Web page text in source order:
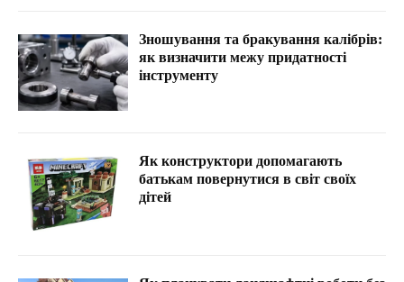
Зношування та бракування калібрів:
як визначити межу придатності
інструменту
Як конструктори допомагають
батькам повернутися в світ своїх
дітей